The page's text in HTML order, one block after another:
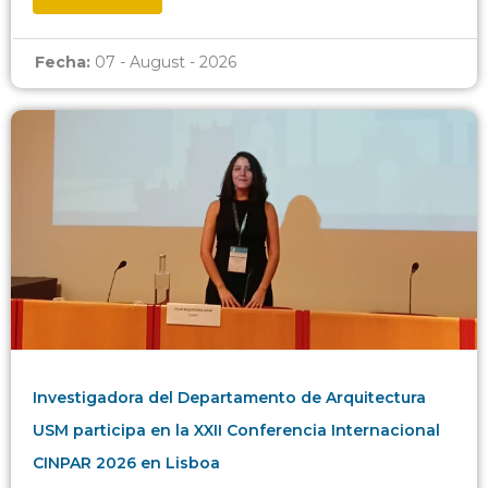
Fecha: 07 - August - 2026
Investigadora del Departamento de Arquitectura
USM participa en la XXII Conferencia Internacional
CINPAR 2026 en Lisboa